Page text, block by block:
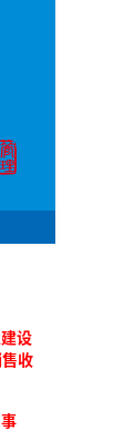
设
收